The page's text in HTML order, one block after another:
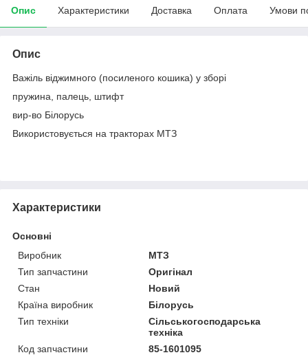
Опис Характеристики Доставка Оплата Умови
Опис
Важіль віджимного (посиленого кошика) у зборі
пружина, палець, штифт
вир-во Білорусь
Використовується на тракторах МТЗ
Характеристики
Основні
Виробник
МТЗ
Тип запчастини
Оригінал
Стан
Новий
Країна виробник
Білорусь
Тип техніки
Сільськогосподарська
техніка
Код запчастини
85-1601095